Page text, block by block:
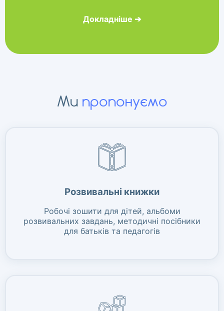
Докладніше ➔
Ми пропонуємо
Розвивальні книжки
Робочі зошити для дітей, альбоми
розвивальних завдань, методичні посібники
для батьків та педагогів